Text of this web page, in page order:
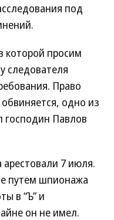
под
которой просим
следователя
Право
одно из
господин Павлов
7 июля.
путем шпионажа
в “Ъ” и
он не имел.